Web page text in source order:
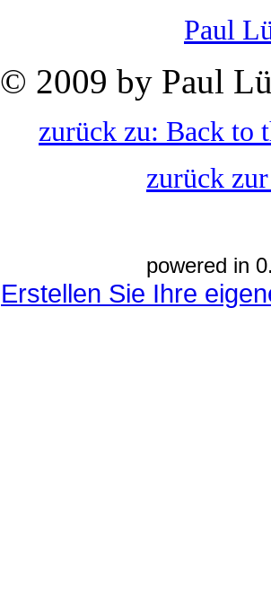
Paul
© 2009 by Paul
zurück zu: Back to
zurück
powered in
Erstellen Sie Ihre